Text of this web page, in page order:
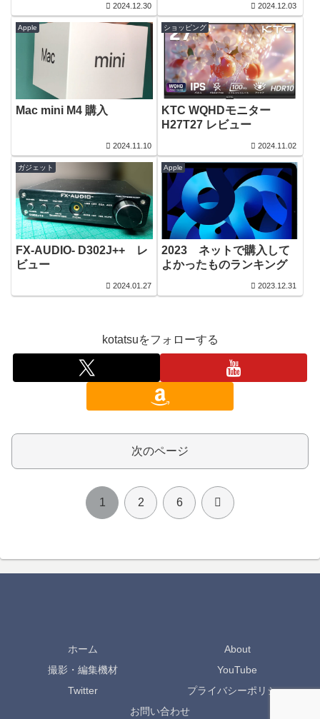
2024.12.30 2024.12.03
Apple
Mac mini M4 購入
2024.11.10
ショッピング
KTC WQHDモニター
H27T27 レビュー
2024.11.02
ガジェット
FX-AUDIO- D302J++ レ
ビュー
2024.01.27
Apple
2023 ネットで購入して
よかったものランキング
2023.12.31
kotatsuをフォローする
次のページ
1 2 6 次
ホーム
About
撮影・編集機材
YouTube
Twitter
プライバシーポリシー
お問い合わせ